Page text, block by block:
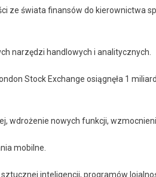
ze świata finansów do kierownictwa
narzędzi handlowych i analitycznych.
Stock Exchange osiągnęła 1
wdrożenie nowych funkcji,
mobilne.
inteligencji, programów